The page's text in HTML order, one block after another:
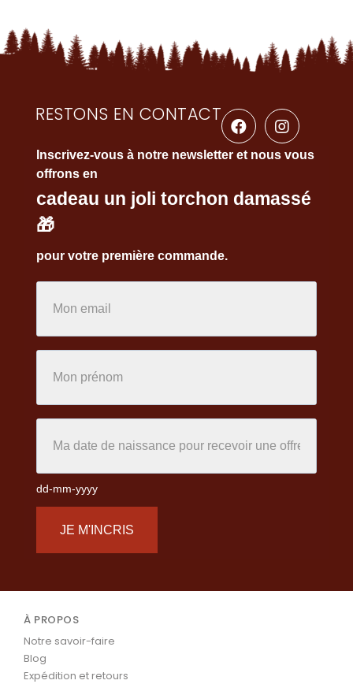
RESTONS EN CONTACT
Inscrivez-vous à notre newsletter et nous vous
offrons en
cadeau un joli torchon damassé
🎁
pour votre première commande.
dd-mm-yyyy
JE M'INCRIS
À PROPOS
Notre savoir-faire
Blog
Expédition et retours